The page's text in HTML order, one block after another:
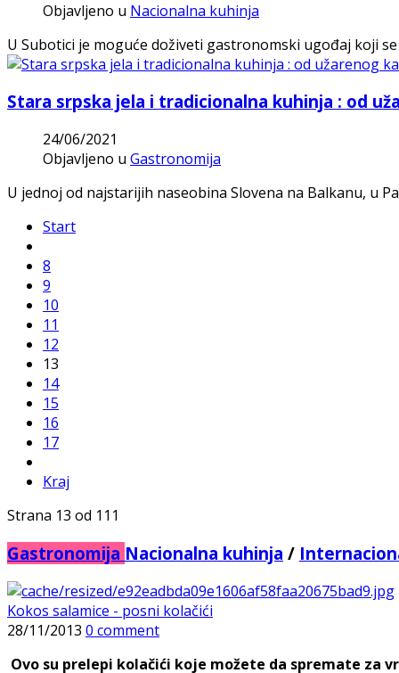
Objavljeno u Nacionalna kuhinja
U Subotici je moguće doživeti gastronomski ugođaj koji
Stara srpska jela i tradicionalna kuhinja : od
24/06/2021
Objavljeno u Gastronomija
U jednoj od najstarijih naseobina Slovena na Balkanu, u
Start
8
9
10
11
12
13
14
15
16
17
Kraj
Strana 13 od 111
Gastronomija Nacionalna kuhinja /
Kokos salamice - posni kolačići
28/11/2013 0 comment
Ovo su prelepi kolačići koje možete da spremate za